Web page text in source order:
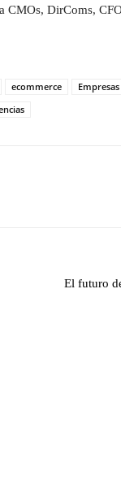
DirComs,
ecommerce Empresas
El futuro